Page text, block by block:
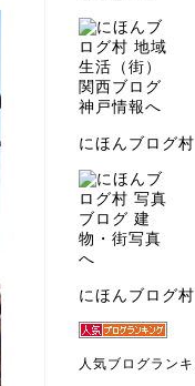
にほんブログ村
にほんブログ村
人気ブログラン